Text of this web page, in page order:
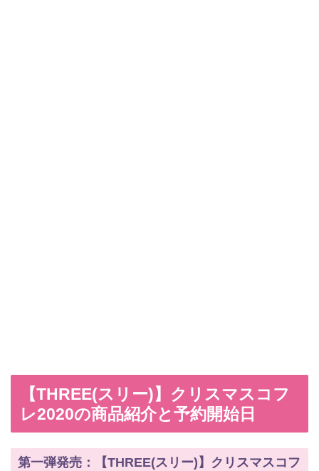
【THREE(スリー)】クリスマスコフ
レ2020の商品紹介と予約開始日
第一弾発売：【THREE(スリー)】クリスマスコフ